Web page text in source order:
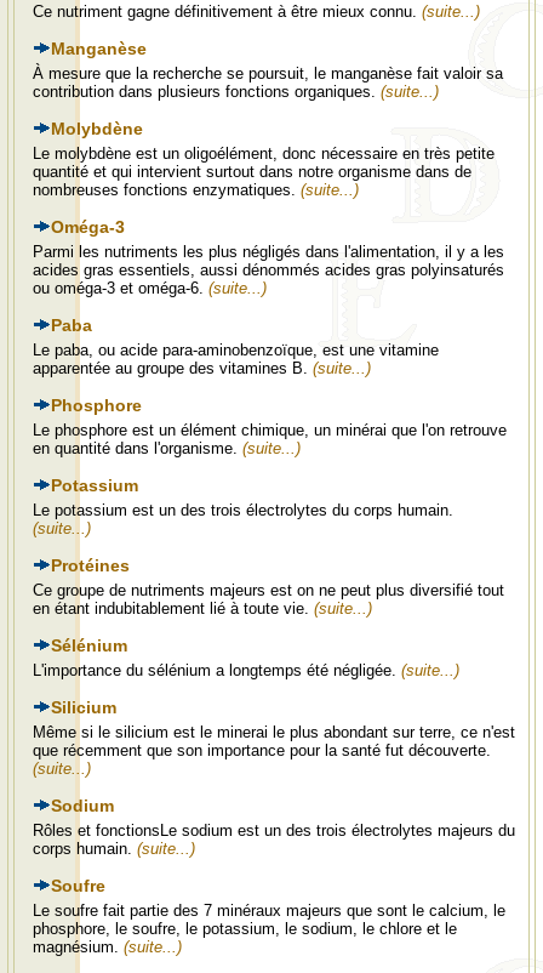
Ce nutriment gagne définitivement à être mieux connu. (suite...)
Manganèse
À mesure que la recherche se poursuit, le manganèse fait valoir sa
contribution dans plusieurs fonctions organiques. (suite...)
Molybdène
Le molybdène est un oligoélément, donc nécessaire en très petite
quantité et qui intervient surtout dans notre organisme dans de
nombreuses fonctions enzymatiques. (suite...)
Oméga-3
Parmi les nutriments les plus négligés dans l'alimentation, il y a les
acides gras essentiels, aussi dénommés acides gras polyinsaturés
ou oméga-3 et oméga-6. (suite...)
Paba
Le paba, ou acide para-aminobenzoïque, est une vitamine
apparentée au groupe des vitamines B. (suite...)
Phosphore
Le phosphore est un élément chimique, un minérai que l'on retrouve
en quantité dans l'organisme. (suite...)
Potassium
Le potassium est un des trois électrolytes du corps humain.
(suite...)
Protéines
Ce groupe de nutriments majeurs est on ne peut plus diversifié tout
en étant indubitablement lié à toute vie. (suite...)
Sélénium
L'importance du sélénium a longtemps été négligée. (suite...)
Silicium
Même si le silicium est le minerai le plus abondant sur terre, ce n'est
que récemment que son importance pour la santé fut découverte.
(suite...)
Sodium
Rôles et fonctionsLe sodium est un des trois électrolytes majeurs du
corps humain. (suite...)
Soufre
Le soufre fait partie des 7 minéraux majeurs que sont le calcium, le
phosphore, le soufre, le potassium, le sodium, le chlore et le
magnésium. (suite...)